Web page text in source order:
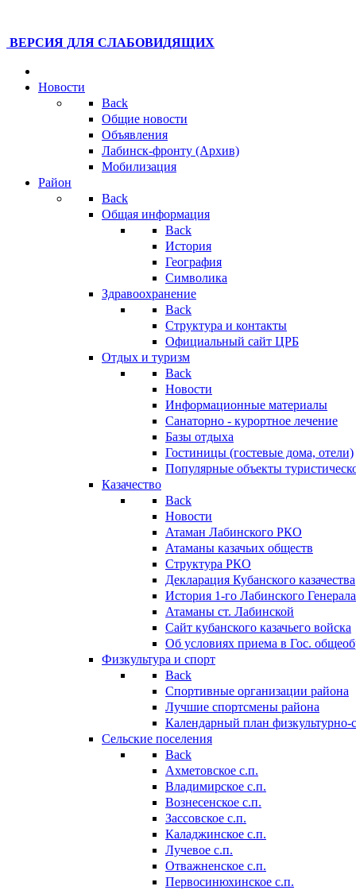
ВЕРСИЯ ДЛЯ СЛАБОВИДЯЩИХ
Новости
Back
Общие новости
Объявления
Лабинск-фронту (Архив)
Мобилизация
Район
Back
Общая информация
Back
История
География
Символика
Здравоохранение
Back
Структура и контакты
Официальный сайт ЦРБ
Отдых и туризм
Back
Новости
Информационные материалы
Санаторно - курортное лечение
Базы отдыха
Гостиницы (гостевые дома, отели)
Популярные объекты
Казачество
Back
Новости
Атаман Лабинского РКО
Атаманы казачьих обществ
Структура РКО
Декларация Кубанского казачества
История 1-го Лабинского
Атаманы ст. Лабинской
Cайт кубанского казачьего войска
Об условиях приема в Гос.
Физкультура и спорт
Back
Спортивные организации района
Лучшие спортсмены района
Календарный план
Сельские поселения
Back
Ахметовское с.п.
Владимирское с.п.
Вознесенское с.п.
Зассовское с.п.
Каладжинское с.п.
Лучевое с.п.
Отважненское с.п.
Первосинюхинское с.п.